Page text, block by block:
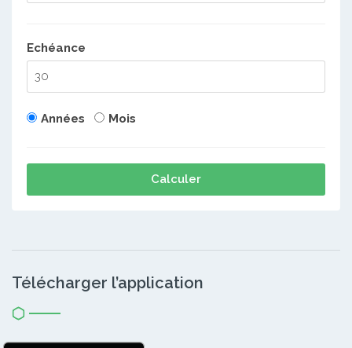
Echéance
Années Mois
Calculer
Télécharger l’application